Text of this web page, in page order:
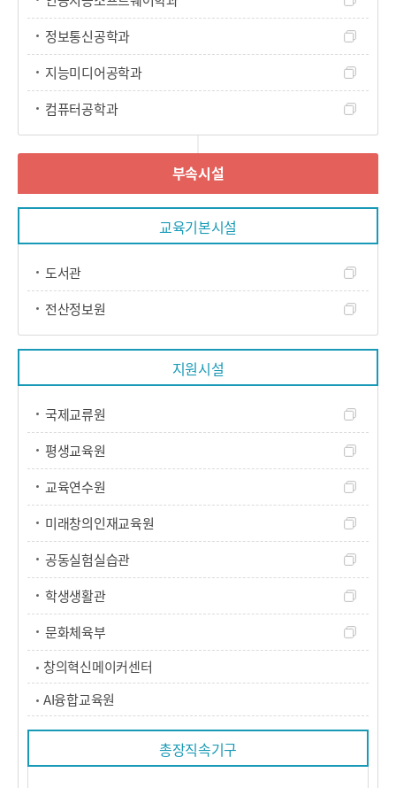
정보통신공학과
지능미디어공학과
컴퓨터공학과
부속시설
교육기본시설
도서관
전산정보원
지원시설
국제교류원
평생교육원
교육연수원
미래창의인재교육원
공동실험실습관
학생생활관
문화체육부
창의혁신메이커센터
AI융합교육원
총장직속기구